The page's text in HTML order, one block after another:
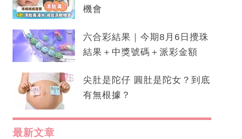
機會
六合彩結果｜今期8月6日攪珠
結果＋中獎號碼＋派彩金額
尖肚是陀仔 圓肚是陀女？到底
有無根據？
最新文章